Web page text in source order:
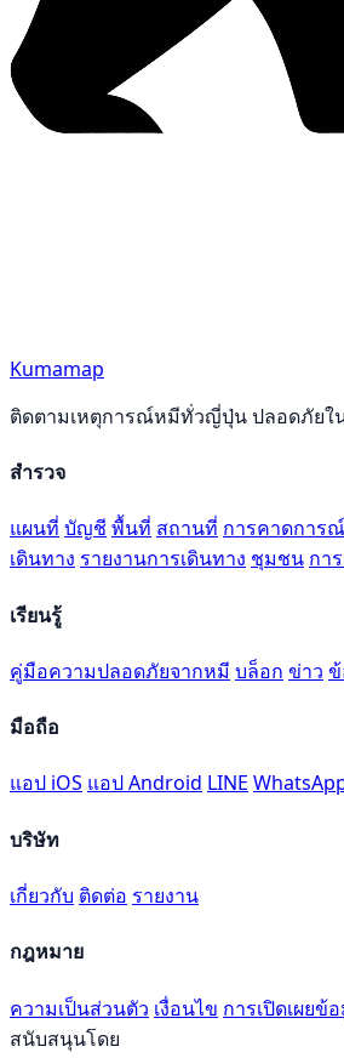
Kumamap
ติดตามเหตุการณ์หมีทั่วญี่ปุ่น ปลอดภัยใ
สำรวจ
แผนที่ บัญชี พื้นที่ สถานที่ การคาดการณ์
เดินทาง รายงานการเดินทาง ชุมชน กา
เรียนรู้
คู่มือความปลอดภัยจากหมี บล็อก ข่าว
มือถือ
แอป iOS แอป Android LINE
บริษัท
เกี่ยวกับ ติดต่อ รายงาน
กฎหมาย
ความเป็นส่วนตัว เงื่อนไข การเปิดเผย
สนับสนุนโดย